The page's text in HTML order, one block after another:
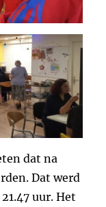
dat na
Dat werd
uur. Het